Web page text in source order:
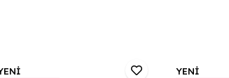
YENİ